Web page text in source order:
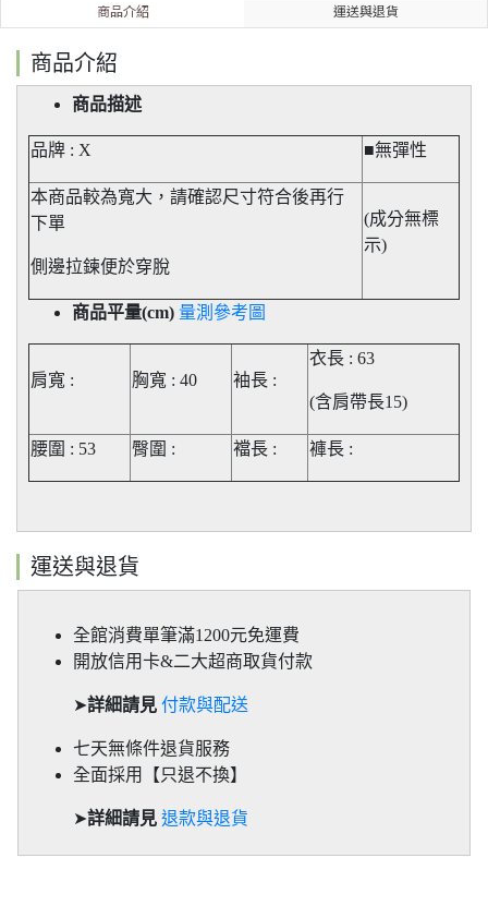
商品介紹 運送與退貨
商品介紹
商品描述
品牌 : X ■無彈性​
本商品較為寬大，請確認尺寸符合後再行
下單
側邊拉鍊便於穿脫
(成分無標
示)
商品平量(cm) 量測參考圖
肩寬 : 胸寬 : 40 袖長 :
衣長 : 63
(含肩帶長15)
腰圍 : 53 臀圍 : 襠長 : 褲長 :
運送與退貨
全館消費單筆滿1200元免運費
開放信用卡&二大超商取貨付款
➤詳細請見 付款與配送
七天無條件退貨服務
全面採用【只退不換】
➤詳細請見 退款與退貨